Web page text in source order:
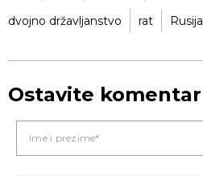
dvojno državljanstvo rat Rusija
Ostavite komentar